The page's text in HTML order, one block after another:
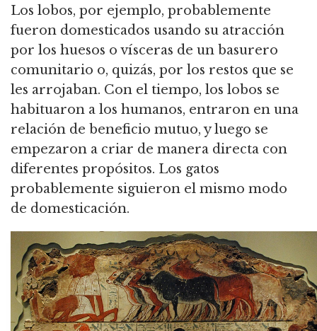
Los lobos, por ejemplo, probablemente
fueron domesticados usando su atracción
por los huesos o vísceras de un basurero
comunitario o, quizás, por los restos que se
les arrojaban. Con el tiempo, los lobos se
habituaron a los humanos, entraron en una
relación de beneficio mutuo, y luego se
empezaron a criar de manera directa con
diferentes propósitos. Los gatos
probablemente siguieron el mismo modo
de domesticación.